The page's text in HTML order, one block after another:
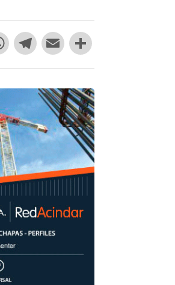
W
h
s
A
p
p
T
el
gr
a
m
E
m
l
o
p
ar
tir